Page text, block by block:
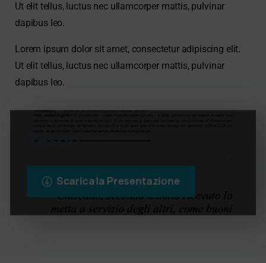
Ut elit tellus, luctus nec ullamcorper mattis, pulvinar
dapibus leo.
Lorem ipsum dolor sit amet, consectetur adipiscing elit.
Ut elit tellus, luctus nec ullamcorper mattis, pulvinar
dapibus leo.
Scarica la Presentazione